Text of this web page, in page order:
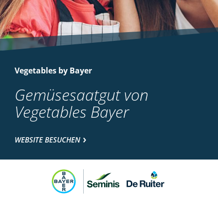
Vegetables by Bayer
Gemüsesaatgut von
Vegetables Bayer
WEBSITE BESUCHEN